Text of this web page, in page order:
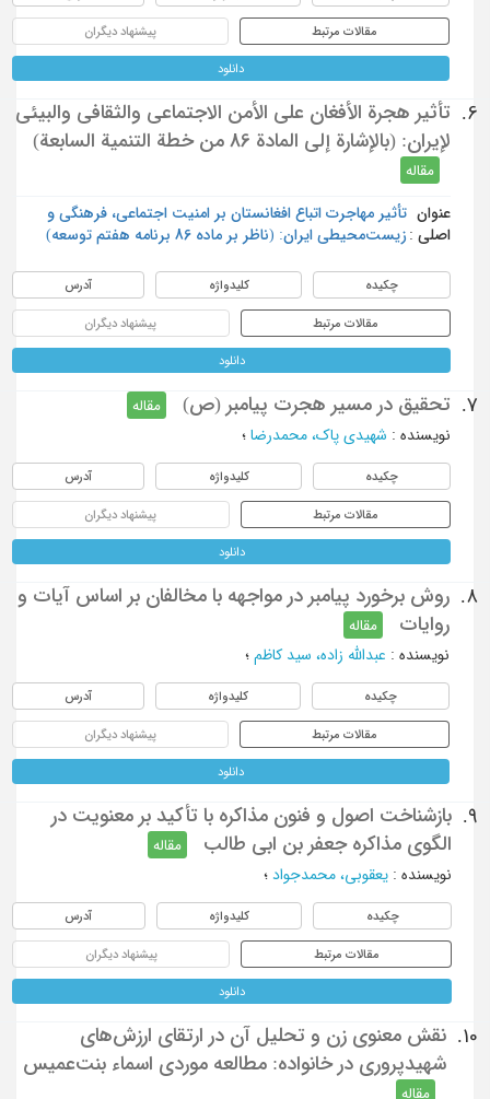
مقالات مرتبط پیشنهاد دیگران
دانلود
6.
تأثير هجرة الأفغان على الأمن الاجتماعي والثقافي والبيئي
لإيران: (بالإشارة إلى المادة 86 من خطة التنمية السابعة)
مقاله
عنوان
اصلی :
تأثیر مهاجرت اتباع افغانستان بر امنیت اجتماعی، فرهنگی و
زیست‌محیطی ایران: (ناظر بر ماده 86 برنامه هفتم توسعه)
چکیده کلیدواژه آدرس
مقالات مرتبط پیشنهاد دیگران
دانلود
7. تحقیق در مسیر هجرت پیامبر (ص)
مقاله
نویسنده: شهيدي پاك، محمدرضا؛
چکیده کلیدواژه آدرس
مقالات مرتبط پیشنهاد دیگران
دانلود
8.
روش برخورد پیامبر در مواجهه با مخالفان بر اساس آیات و
روایات
مقاله
نویسنده: عبدالله زاده، سید کاظم؛
چکیده کلیدواژه آدرس
مقالات مرتبط پیشنهاد دیگران
دانلود
9.
بازشناخت اصول و فنون مذاکره با تأکید بر معنویت در
الگوی مذاکره جعفر بن ابی طالب
مقاله
نویسنده: یعقوبی، محمدجواد؛
چکیده کلیدواژه آدرس
مقالات مرتبط پیشنهاد دیگران
دانلود
10.
نقش معنوی زن و تحلیل آن در ارتقای ارزش‌های
شهیدپروری در خانواده: مطالعه موردی اسماء بنت‌عمیس
مقاله